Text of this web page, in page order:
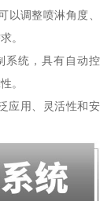
以调整喷淋角度、
。
系统，具有自动控
。
应用、灵活性和安